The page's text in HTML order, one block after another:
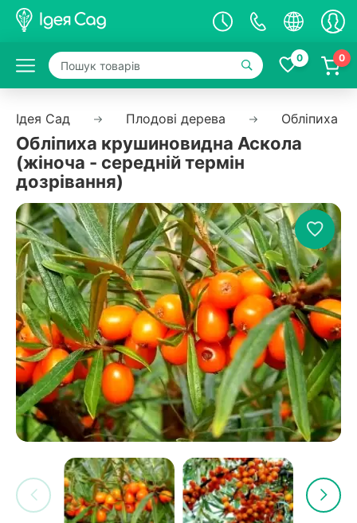
0 0
Ідея Сад Плодові дерева Обліпиха
Обліпиха крушиновидна Аскола
(жіноча - середній термін
дозрівання)